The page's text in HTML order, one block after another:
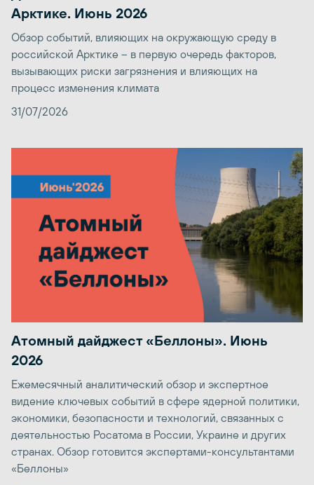
Арктике. Июнь 2026
Обзор событий, влияющих на окружающую среду в
российской Арктике – в первую очередь факторов,
вызывающих риски загрязнения и влияющих на
процесс изменения климата
31/07/2026
Атомный дайджест «Беллоны». Июнь
2026
Ежемесячный аналитический обзор и экспертное
видение ключевых событий в сфере ядерной политики,
экономики, безопасности и технологий, связанных с
деятельностью Росатома в России, Украине и других
странах. Обзор готовится экспертами-консультантами
«Беллоны»